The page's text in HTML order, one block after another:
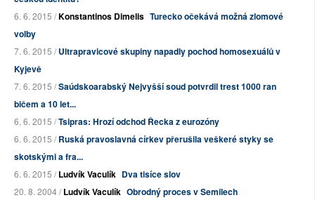
6. 6. 2015 /Konstantinos Dimelis Turecko očekává možná zlomové
volby
7. 6. 2015 /Ultrapravicové skupiny napadly pochod homosexuálů v
Kyjevě
7. 6. 2015 /Saúdskoarabský Nejvyšší soud potvrdil trest 1000 ran
bičem a 10 let...
6. 6. 2015 /Tsipras: Hrozí odchod Řecka z eurozóny
6. 6. 2015 /Ruská pravoslavná církev přerušila veškeré styky se
skotskými a fra...
6. 6. 2015 /Ludvík Vaculík Dva tisíce slov
20. 8. 2004 /Ludvík Vaculík Obrodný proces v Semilech